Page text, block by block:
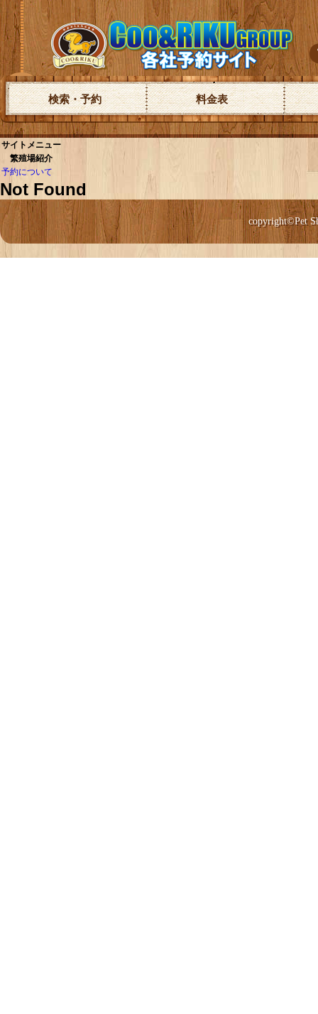
検索・予約 料金表
サイトメニュー
繁殖場紹介
予約について
Not Found
copyright©Pet